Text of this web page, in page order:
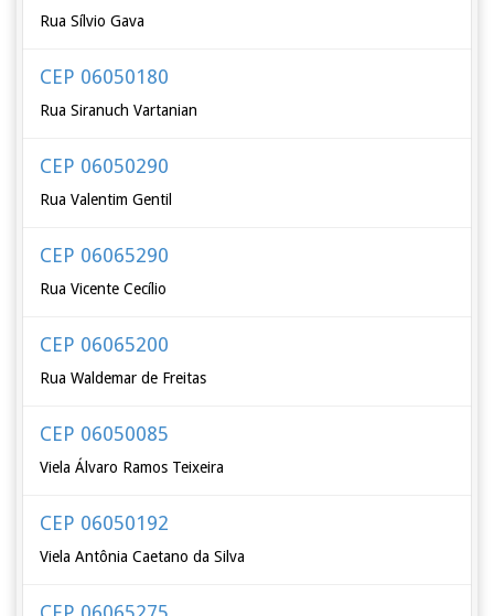
Rua Sílvio Gava
CEP 06050180
Rua Siranuch Vartanian
CEP 06050290
Rua Valentim Gentil
CEP 06065290
Rua Vicente Cecílio
CEP 06065200
Rua Waldemar de Freitas
CEP 06050085
Viela Álvaro Ramos Teixeira
CEP 06050192
Viela Antônia Caetano da Silva